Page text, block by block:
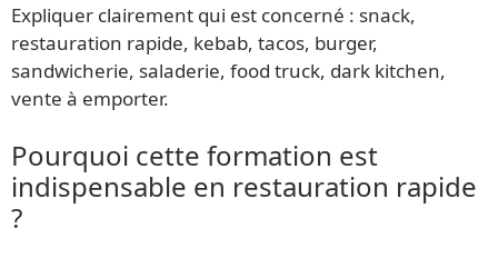
Expliquer clairement qui est concerné : snack,
restauration rapide, kebab, tacos, burger,
sandwicherie, saladerie, food truck, dark kitchen,
vente à emporter.
Pourquoi cette formation est
indispensable en restauration rapide
?